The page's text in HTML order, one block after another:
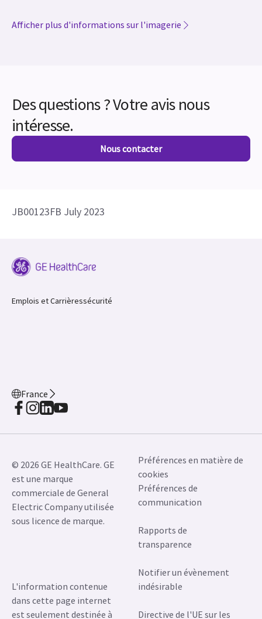
Afficher plus d'informations sur l'imagerie
Des questions ? Votre avis nous
intéresse.
Nous contacter
JB00123FB July 2023
Emplois et Carrièressécurité
France
© 2026 GE HealthCare. GE
est une marque
commerciale de General
Electric Company utilisée
sous licence de marque.
L'information contenue
dans cette page internet
est seulement destinée à
Préférences en matière de
cookies
Préférences de
communication
Rapports de
transparence
Notifier un évènement
indésirable
Directive de l'UE sur les